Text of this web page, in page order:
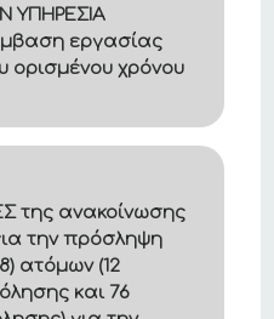
ΥΠΗΡΕΣΙΑ
εργασίας
ορισμένου χρόνου
της ανακοίνωσης
την πρόσληψη
ατόμων (12
και 76